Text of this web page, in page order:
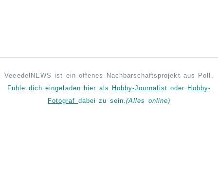
VeeedelNEWS ist ein offenes Nachbarschaftsprojekt aus Poll.
Fühle dich eingeladen hier als
Hobby-Journalist oder Hobby-
Fotograf dabei zu sein.(Alles online)